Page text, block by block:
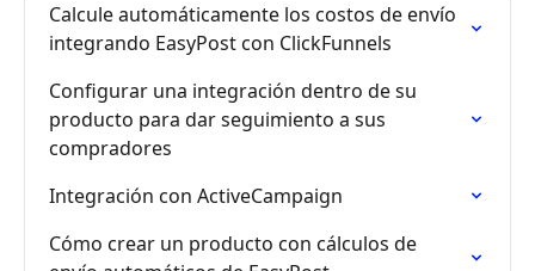
Calcule automáticamente los costos de envío
integrando EasyPost con ClickFunnels
Configurar una integración dentro de su
producto para dar seguimiento a sus
compradores
Integración con ActiveCampaign
Cómo crear un producto con cálculos de